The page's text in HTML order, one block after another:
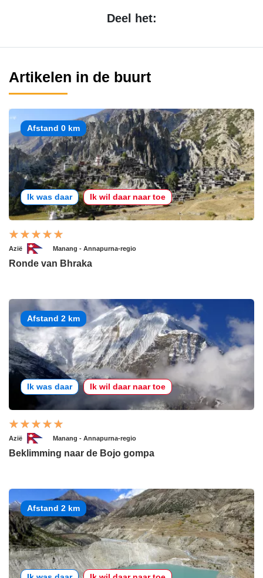
Deel het:
Artikelen in de buurt
Afstand 0 km
Ik was daar Ik wil daar naar toe
Azië Manang - Annapurna-regio
Ronde van Bhraka
Afstand 2 km
Ik was daar Ik wil daar naar toe
Azië Manang - Annapurna-regio
Beklimming naar de Bojo gompa
Afstand 2 km